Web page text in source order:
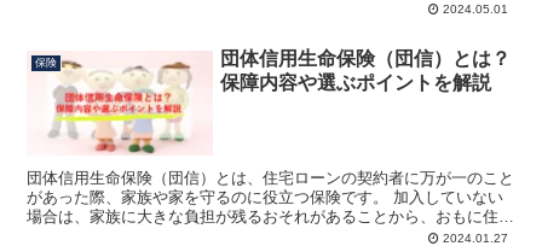
2024.05.01
保険
団体信用生命保険（団信）とは？
保障内容や選ぶポイントを解説
団体信用生命保険（団信）とは、住宅ローンの契約者に万が一のこと
があった際、家族や家を守るのに役立つ保険です。 加入していない
場合は、家族に大きな負担が残るおそれがあることから、おもに住宅
購入にあたって団信への加入を検討する方も多くいます。 ...2024.01.27